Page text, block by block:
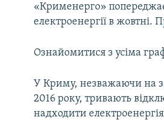
«Крименерго»
електроенергії в жовтні.
Ознайомитися з усіма
У Криму, незважаючи на
2016 року, тривають
надходити